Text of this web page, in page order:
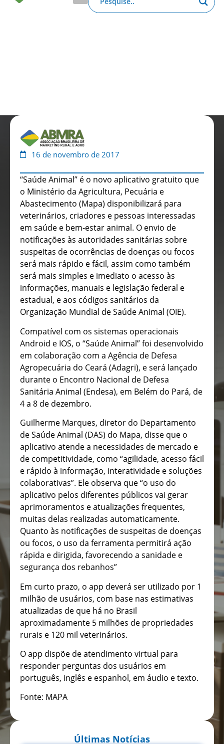
16 de novembro de 2017
“Saúde Animal” é o novo aplicativo gratuito que
o Ministério da Agricultura, Pecuária e
Abastecimento (Mapa) disponibilizará para
veterinários, criadores e pessoas interessadas
em saúde e bem-estar animal. O envio de
notificações às autoridades sanitárias sobre
suspeitas de ocorrências de doenças ou focos
será mais rápido e fácil, assim como também
será mais simples e imediato o acesso às
informações, manuais e legislação federal e
estadual, e aos códigos sanitários da
Organização Mundial de Saúde Animal (OIE).
Compatível com os sistemas operacionais
Android e IOS, o “Saúde Animal” foi desenvolvido
em colaboração com a Agência de Defesa
Agropecuária do Ceará (Adagri), e será lançado
durante o Encontro Nacional de Defesa
Sanitária Animal (Endesa), em Belém do Pará, de
4 a 8 de dezembro.
Guilherme Marques, diretor do Departamento
de Saúde Animal (DAS) do Mapa, disse que o
aplicativo atende a necessidades de mercado e
de competitividade, como “agilidade, acesso fácil
e rápido à informação, interatividade e soluções
colaborativas”. Ele observa que “o uso do
aplicativo pelos diferentes públicos vai gerar
aprimoramentos e atualizações frequentes,
muitas delas realizadas automaticamente.
Quanto às notificações de suspeitas de doenças
ou focos, o uso da ferramenta permitirá ação
rápida e dirigida, favorecendo a sanidade e
segurança dos rebanhos”
Em curto prazo, o app deverá ser utilizado por 1
milhão de usuários, com base nas estimativas
atualizadas de que há no Brasil
aproximadamente 5 milhões de propriedades
rurais e 120 mil veterinários.
O app dispõe de atendimento virtual para
responder perguntas dos usuários em
português, inglês e espanhol, em áudio e texto.
Fonte: MAPA
Últimas Notícias